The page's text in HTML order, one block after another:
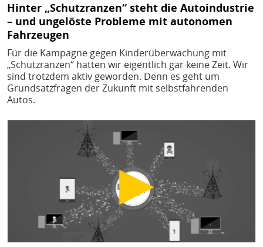
Hinter „Schutzranzen“ steht die Autoindustrie
– und ungelöste Probleme mit autonomen
Fahrzeugen
Für die Kampagne gegen Kinderüberwachung mit
„Schutzranzen“ hatten wir eigentlich gar keine Zeit. Wir
sind trotzdem aktiv geworden. Denn es geht um
Grundsatzfragen der Zukunft mit selbstfahrenden
Autos.
Bild